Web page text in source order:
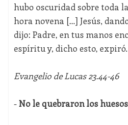
hubo oscuridad sobre toda
hora novena [...] Jesús,
dijo: Padre, en tus manos
espíritu y, dicho esto, expiró.
Evangelio de Lucas 23.44-46
- No le quebraron los huesos